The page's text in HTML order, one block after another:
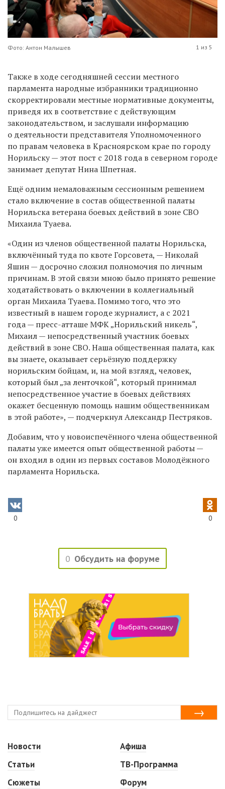
Фото: Антон Малышев 1 из 5
Также в ходе сегодняшней сессии местного
парламента народные избранники традиционно
скорректировали местные нормативные документы,
приведя их в соответствие с действующим
законодательством, и заслушали информацию
о деятельности представителя Уполномоченного
по правам человека в Красноярском крае по городу
Норильску — этот пост с 2018 года в северном городе
занимает депутат Нина Шпетная.
Ещё одним немаловажным сессионным решением
стало включение в состав общественной палаты
Норильска ветерана боевых действий в зоне СВО
Михаила Туаева.
«Один из членов общественной палаты Норильска,
включённый туда по квоте Горсовета, — Николай
Яшин — досрочно сложил полномочия по личным
причинам. В этой связи мною было принято решение
ходатайствовать о включении в коллегиальный
орган Михаила Туаева. Помимо того, что это
известный в нашем городе журналист, а с 2021
года — пресс-атташе МФК „Норильский никель“,
Михаил — непосредственный участник боевых
действий в зоне СВО. Наша общественная палата, как
вы знаете, оказывает серьёзную поддержку
норильским бойцам, и, на мой взгляд, человек,
который был „за ленточкой“, который принимал
непосредственное участие в боевых действиях
окажет бесценную помощь нашим общественникам
в этой работе», — подчеркнул Александр Пестряков.
Добавим, что у новоиспечённого члена общественной
палаты уже имеется опыт общественной работы —
он входил в один из первых составов Молодёжного
парламента Норильска.
0 0
0 Обсудить на форуме
Новости
Статьи
Сюжеты
Афиша
ТВ-Программа
Форум